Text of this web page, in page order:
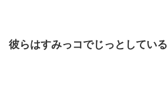
彼らはすみっコでじっとしてい